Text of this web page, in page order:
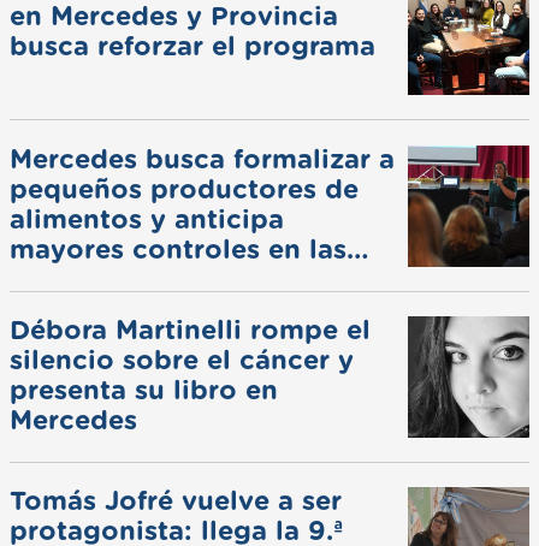
en Mercedes y Provincia
busca reforzar el programa
Mercedes busca formalizar a
pequeños productores de
alimentos y anticipa
mayores controles en las
Débora Martinelli rompe el
silencio sobre el cáncer y
presenta su libro en
Mercedes
Tomás Jofré vuelve a ser
protagonista: llega la 9.ª